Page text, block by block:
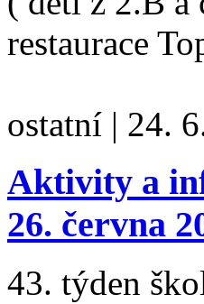
restaurace
ostatní | 24.
Aktivity a
26. června
43. týden